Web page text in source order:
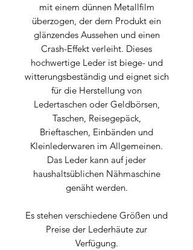
mit einem dünnen Metallfilm
überzogen, der dem Produkt ein
glänzendes Aussehen und einen
Crash-Effekt verleiht. Dieses
hochwertige Leder ist biege- und
witterungsbeständig und eignet sich
für die Herstellung von
Ledertaschen oder Geldbörsen,
Taschen, Reisegepäck,
Brieftaschen, Einbänden und
Kleinlederwaren im Allgemeinen.
Das Leder kann auf jeder
haushaltsüblichen Nähmaschine
genäht werden.
Es stehen verschiedene Größen und
Preise der Lederhäute zur
Verfügung.